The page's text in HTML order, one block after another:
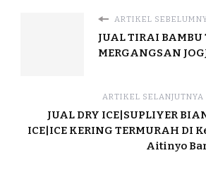
ARTIKEL
JUAL TIRAI BAMBU
MERGANGSAN
ARTIKEL SELANJUTNYA
JUAL DRY ICE|SUPLIYER
ICE|ICE KERING TERMURAH DI
Aitinyo